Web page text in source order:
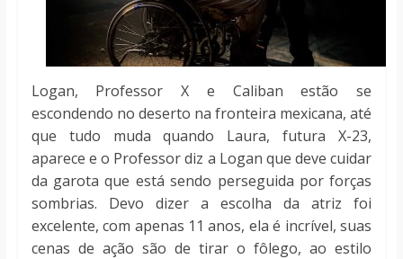
Logan, Professor X e Caliban estão se
escondendo no deserto na fronteira mexicana, até
que tudo muda quando Laura, futura X-23,
aparece e o Professor diz a Logan que deve cuidar
da garota que está sendo perseguida por forças
sombrias. Devo dizer a escolha da atriz foi
excelente, com apenas 11 anos, ela é incrível, suas
cenas de ação são de tirar o fôlego, ao estilo